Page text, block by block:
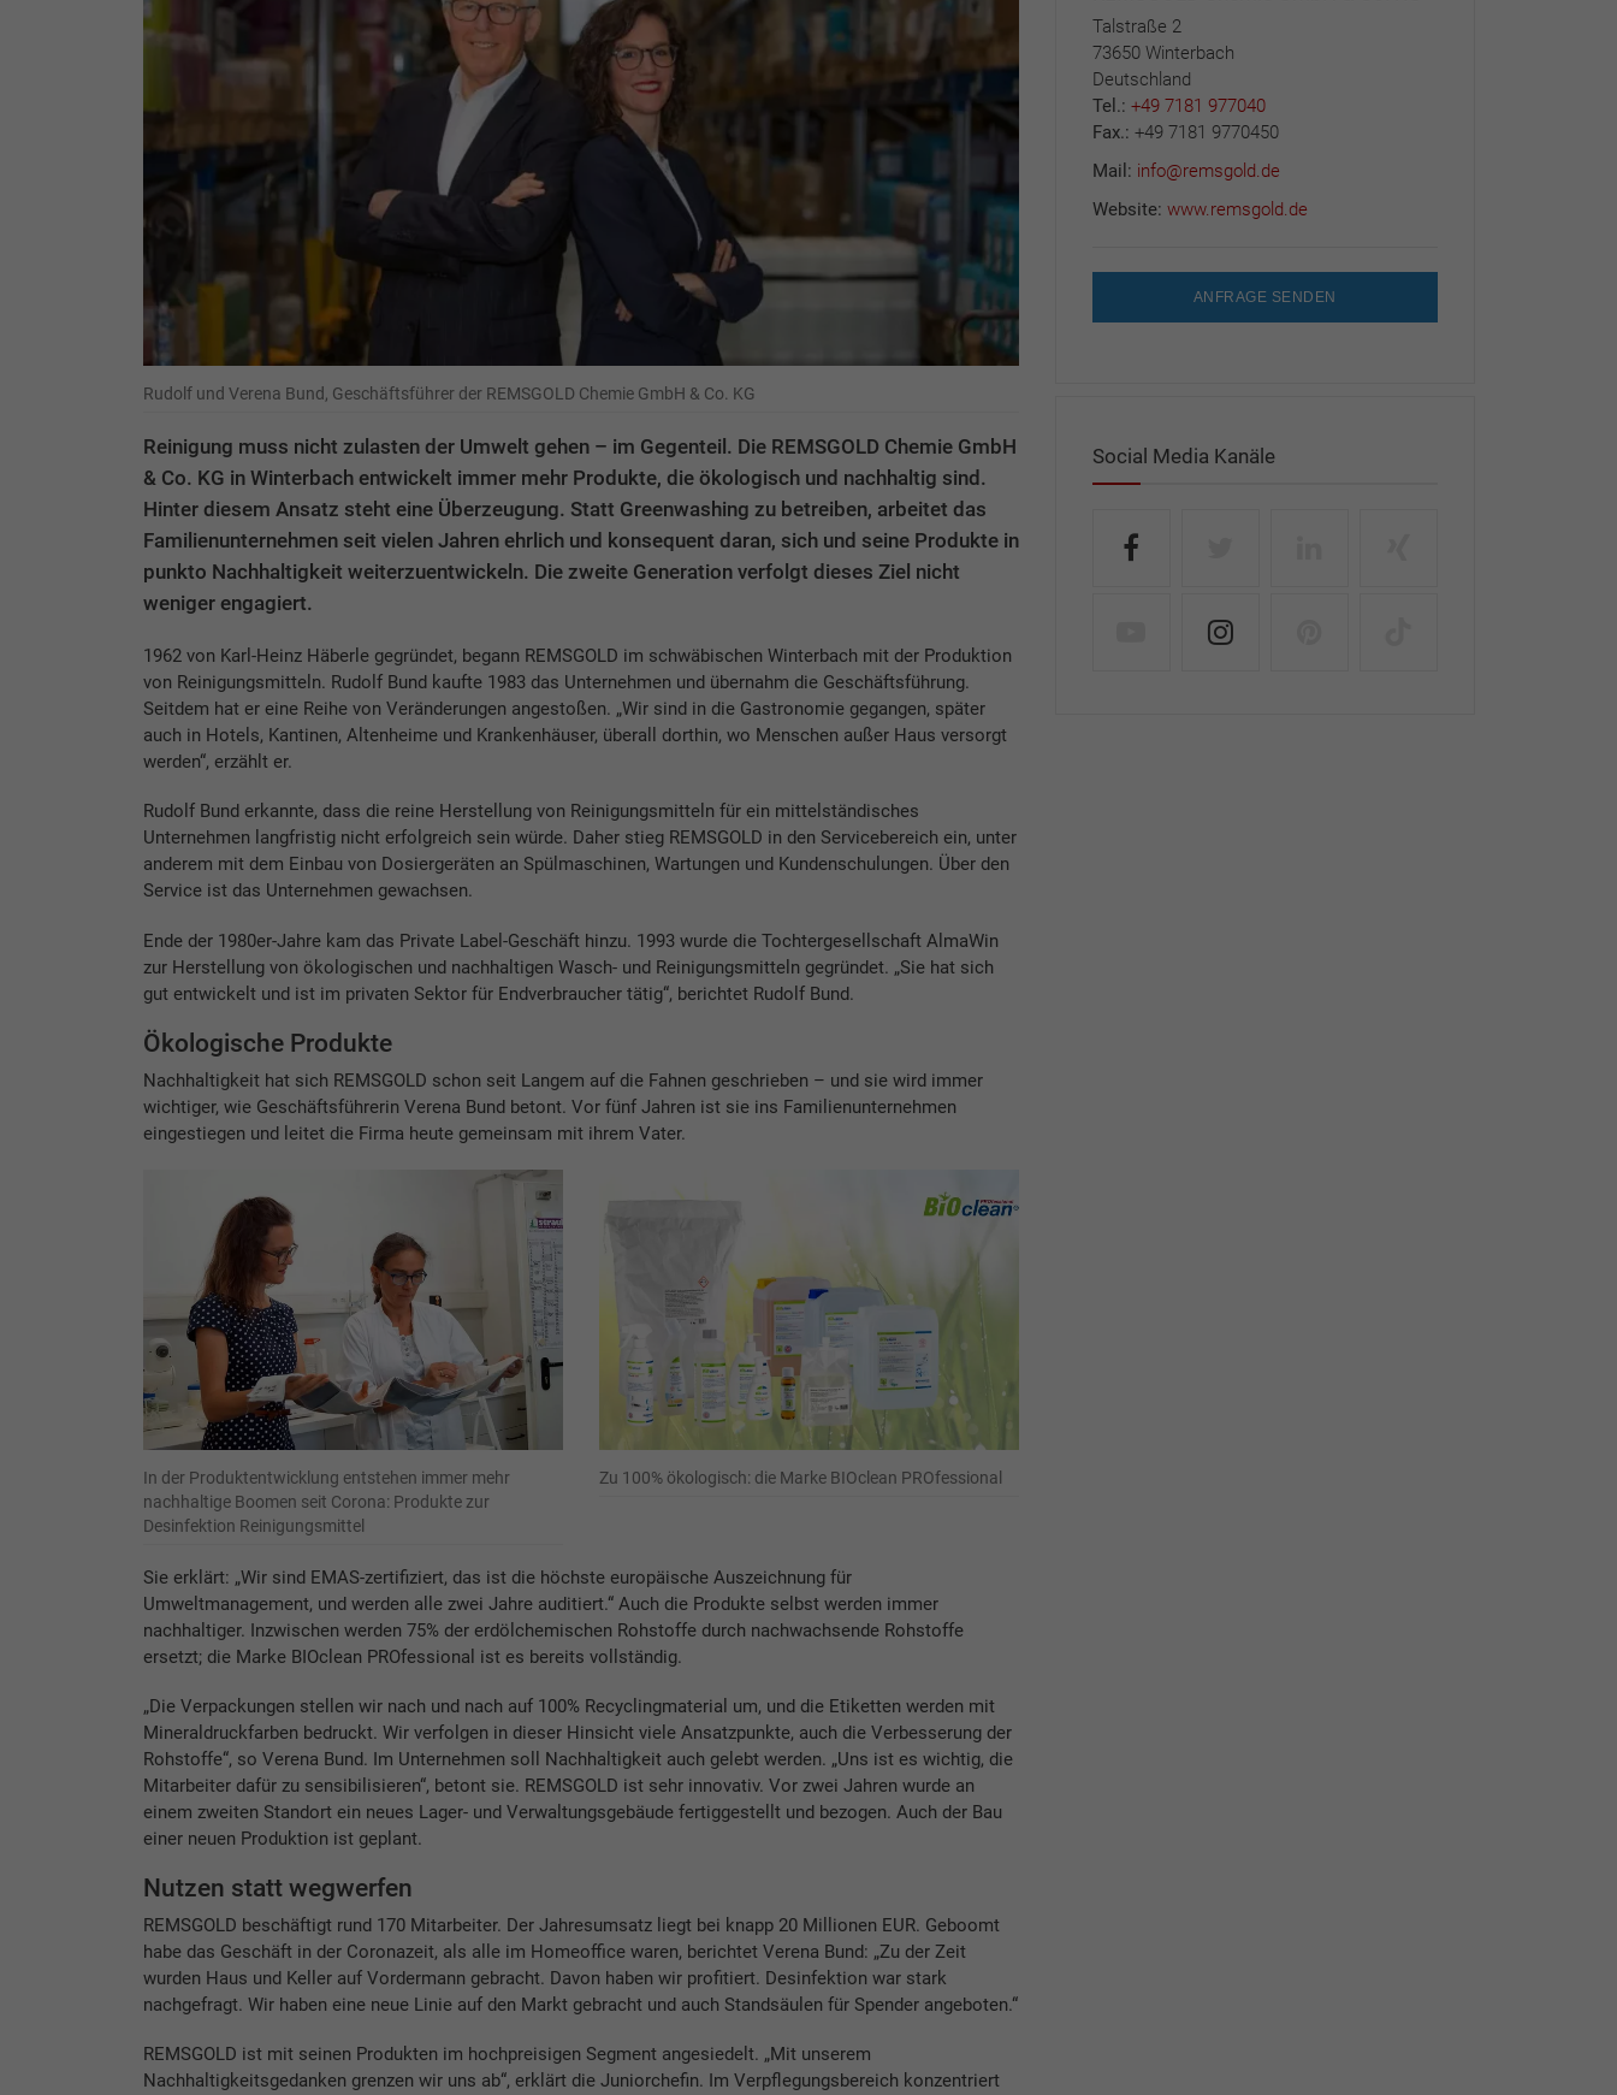
Rudolf und Verena Bund, Geschäftsführer der REMSGOLD Chemie GmbH & Co. KG
Reinigung muss nicht zulasten der Umwelt gehen – im Gegenteil. Die REMSGOLD Chemie GmbH
& Co. KG in Winterbach entwickelt immer mehr Produkte, die ökologisch und nachhaltig sind.
Hinter diesem Ansatz steht eine Überzeugung. Statt Greenwashing zu betreiben, arbeitet das
Familienunternehmen seit vielen Jahren ehrlich und konsequent daran, sich und seine Produkte in
punkto Nachhaltigkeit weiterzuentwickeln. Die zweite Generation verfolgt dieses Ziel nicht
weniger engagiert.
1962 von Karl-Heinz Häberle gegründet, begann REMSGOLD im schwäbischen Winterbach mit der Produktion
von Reinigungsmitteln. Rudolf Bund kaufte 1983 das Unternehmen und übernahm die Geschäftsführung.
Seitdem hat er eine Reihe von Veränderungen angestoßen. „Wir sind in die Gastronomie gegangen, später
auch in Hotels, Kantinen, Altenheime und Krankenhäuser, überall dorthin, wo Menschen außer Haus versorgt
werden“, erzählt er.
Rudolf Bund erkannte, dass die reine Herstellung von Reinigungsmitteln für ein mittelständisches
Unternehmen langfristig nicht erfolgreich sein würde. Daher stieg REMSGOLD in den Servicebereich ein, unter
anderem mit dem Einbau von Dosiergeräten an Spülmaschinen, Wartungen und Kundenschulungen. Über den
Service ist das Unternehmen gewachsen.
Ende der 1980er-Jahre kam das Private Label-Geschäft hinzu. 1993 wurde die Tochtergesellschaft AlmaWin
zur Herstellung von ökologischen und nachhaltigen Wasch- und Reinigungsmitteln gegründet. „Sie hat sich
gut entwickelt und ist im privaten Sektor für Endverbraucher tätig“, berichtet Rudolf Bund.
Ökologische Produkte
Nachhaltigkeit hat sich REMSGOLD schon seit Langem auf die Fahnen geschrieben – und sie wird immer
wichtiger, wie Geschäftsführerin Verena Bund betont. Vor fünf Jahren ist sie ins Familienunternehmen
eingestiegen und leitet die Firma heute gemeinsam mit ihrem Vater.
In der Produktentwicklung entstehen immer mehr
nachhaltige Boomen seit Corona: Produkte zur
Desinfektion Reinigungsmittel
Zu 100% ökologisch: die Marke BIOclean PROfessional
Sie erklärt: „Wir sind EMAS-zertifiziert, das ist die höchste europäische Auszeichnung für
Umweltmanagement, und werden alle zwei Jahre auditiert.“ Auch die Produkte selbst werden immer
nachhaltiger. Inzwischen werden 75% der erdölchemischen Rohstoffe durch nachwachsende Rohstoffe
ersetzt; die Marke BIOclean PROfessional ist es bereits vollständig.
„Die Verpackungen stellen wir nach und nach auf 100% Recyclingmaterial um, und die Etiketten werden mit
Mineraldruckfarben bedruckt. Wir verfolgen in dieser Hinsicht viele Ansatzpunkte, auch die Verbesserung der
Rohstoffe“, so Verena Bund. Im Unternehmen soll Nachhaltigkeit auch gelebt werden. „Uns ist es wichtig, die
Mitarbeiter dafür zu sensibilisieren“, betont sie. REMSGOLD ist sehr innovativ. Vor zwei Jahren wurde an
einem zweiten Standort ein neues Lager- und Verwaltungsgebäude fertiggestellt und bezogen. Auch der Bau
einer neuen Produktion ist geplant.
Nutzen statt wegwerfen
REMSGOLD beschäftigt rund 170 Mitarbeiter. Der Jahresumsatz liegt bei knapp 20 Millionen EUR. Geboomt
habe das Geschäft in der Coronazeit, als alle im Homeoffice waren, berichtet Verena Bund: „Zu der Zeit
wurden Haus und Keller auf Vordermann gebracht. Davon haben wir profitiert. Desinfektion war stark
nachgefragt. Wir haben eine neue Linie auf den Markt gebracht und auch Standsäulen für Spender angeboten.“
REMSGOLD ist mit seinen Produkten im hochpreisigen Segment angesiedelt. „Mit unserem
Nachhaltigkeitsgedanken grenzen wir uns ab“, erklärt die Juniorchefin. Im Verpflegungsbereich konzentriert
Talstraße 2
73650 Winterbach
Deutschland
Tel.: +49 7181 977040
Fax.: +49 7181 9770450
Mail: info@remsgold.de
Website: www.remsgold.de
ANFRAGE SENDEN
Social Media Kanäle